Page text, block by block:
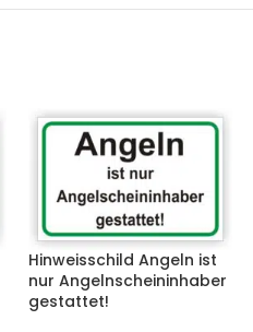
Hinweisschild Angeln ist
nur Angelnscheininhaber
gestattet!